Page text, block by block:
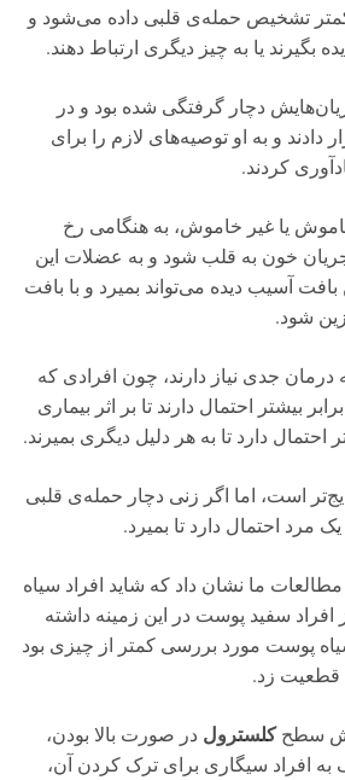
تشخیص حمله‌ی قلبی داده می‌شود و
بگیرند یا به چیز دیگری ارتباط دهند.
دچار گرفتگی شده بود و در
دادند و به او توصیه‌های لازم را برای
کردند.
یا غیر خاموش، به هنگامی رخ
خون به قلب شود و به عضلات این
آسیب دیده می‌تواند بمیرد و با بافت
شود.
جدی نیاز دارند، چون افرادی که
به آن دچار می‌شوند، ۳ برابر بیشتر احتمال دارند تا بر اثر بیماری
است، اما اگر زنی دچار حمله‌ی قلبی
مرد احتمال دارد تا بمیرد.
ما نشان داد که شاید افراد سیاه
سفید پوست در این زمینه داشته
سیاه پوست مورد بررسی کمتر از چیزی بود
قطعیت زد.
سطحکلسترول در صورت بالا بودن،
به افراد سیگاری برای ترک کردن آن،